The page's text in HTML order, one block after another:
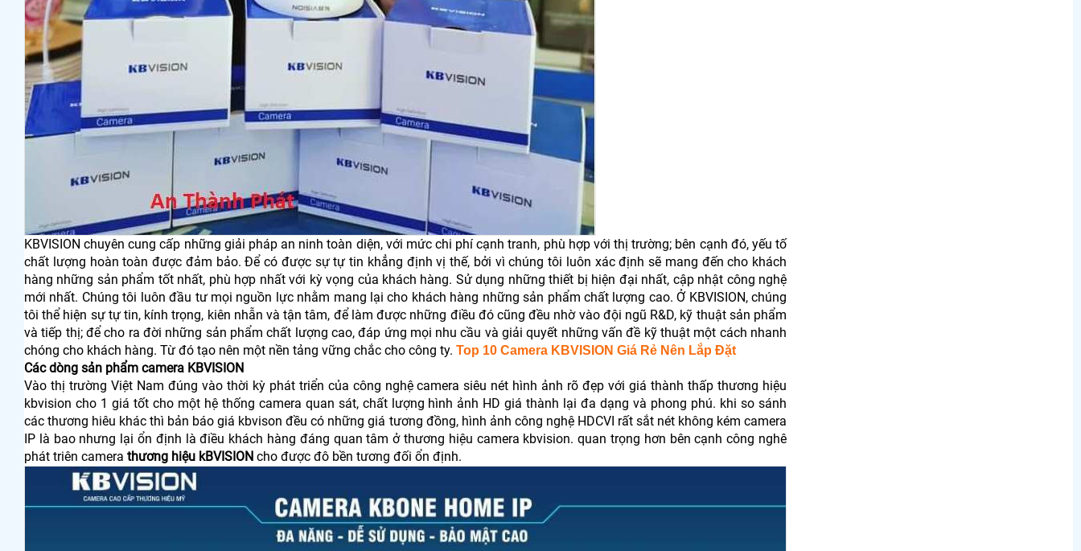
KBVISION chuyên cung cấp những giải pháp an ninh toàn diện, với mức chi phí cạnh tranh, phù hợp với thị trường; bên cạnh đó, yếu tố
chất lượng hoàn toàn được đảm bảo. Để có được sự tự tin khẳng định vị thế, bởi vì chúng tôi luôn xác định sẽ mang đến cho khách
hàng những sản phẩm tốt nhất, phù hợp nhất với kỳ vọng của khách hàng. Sử dụng những thiết bị hiện đại nhất, cập nhật công nghệ
mới nhất. Chúng tôi luôn đầu tư mọi nguồn lực nhằm mang lại cho khách hàng những sản phẩm chất lượng cao. Ở KBVISION, chúng
tôi thể hiện sự tự tin, kính trọng, kiên nhẫn và tận tâm, để làm được những điều đó cũng đều nhờ vào đội ngũ R&D, kỹ thuật sản phẩm
và tiếp thị; để cho ra đời những sản phẩm chất lượng cao, đáp ứng mọi nhu cầu và giải quyết những vấn đề kỹ thuật một cách nhanh
chóng cho khách hàng. Từ đó tạo nên một nền tảng vững chắc cho công ty. Top 10 Camera KBVISION Giá Rẻ Nên Lắp Đặt
Các dòng sản phẩm camera KBVISION
Vào thị trường Việt Nam đúng vào thời kỳ phát triển của công nghệ camera siêu nét hình ảnh rõ đẹp với giá thành thấp thương hiệu
kbvision cho 1 giá tốt cho một hệ thống camera quan sát, chất lượng hình ảnh HD giá thành lại đa dạng và phong phú. khi so sánh
các thương hiêu khác thì bản báo giá kbvison đều có những giá tương đồng, hình ảnh công nghệ HDCVI rất sắt nét không kém camera
IP là bao nhưng lại ổn định là điều khách hàng đáng quan tâm ở thương hiệu camera kbvision. quan trọng hơn bên cạnh công nghê
phát triên camera thương hiệu kBVISION cho được đô bền tương đối ổn định.